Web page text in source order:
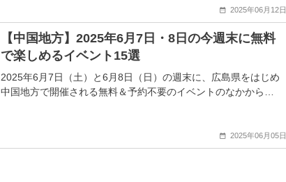
2025年06月12日
【中国地方】2025年6月7日・8日の今週末に無料
で楽しめるイベント15選
2025年6月7日（土）と6月8日（日）の週末に、広島県をはじめ
中国地方で開催される無料＆予約不要のイベントのなかから…
2025年06月05日